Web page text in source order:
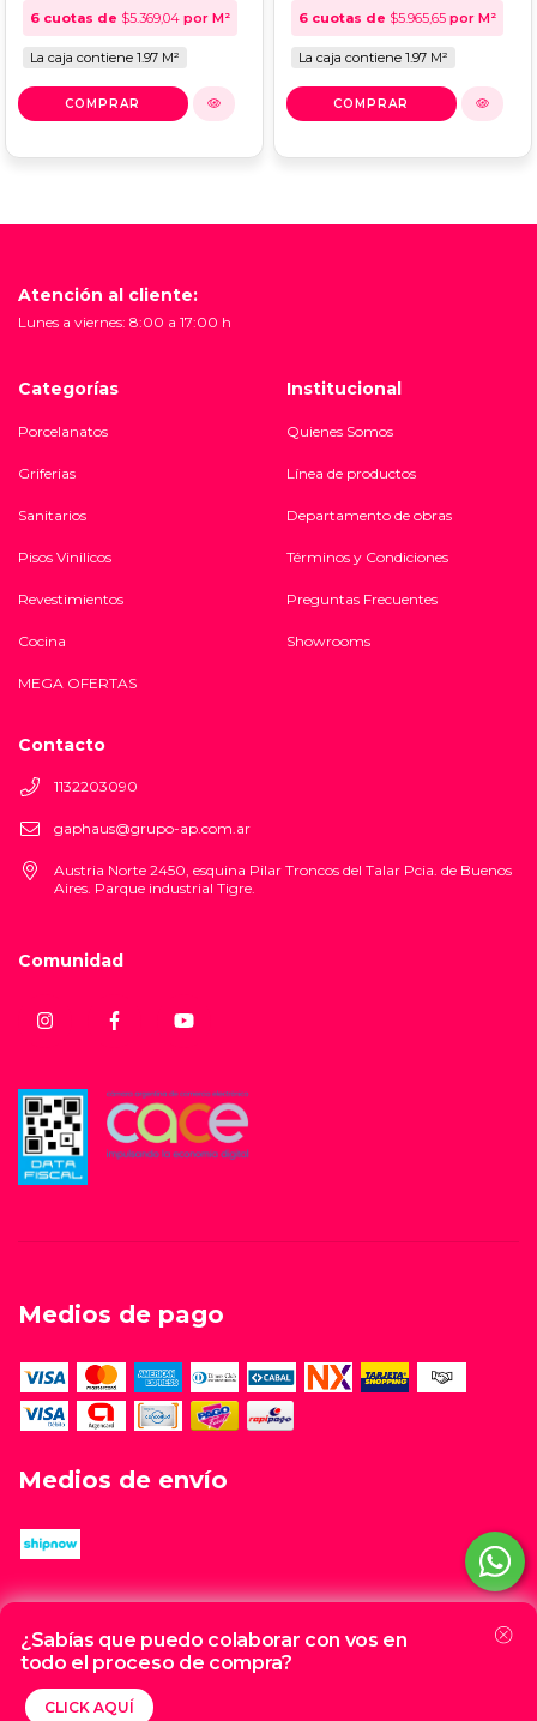
Al navegar por este sitioaceptás el uso de cookies
para
agilizar tu experiencia de compra.
6 cuotas de $5.369,04 por M²
La caja contiene 1.97 M²
6 cuotas de $5.965,65 por M²
La caja contiene 1.97 M²
Atención al cliente:
Lunes a viernes: 8:00 a 17:00 h
Categorías
Porcelanatos
Griferias
Sanitarios
Pisos Vinilicos
Revestimientos
Cocina
MEGA OFERTAS
Institucional
Quienes Somos
Línea de productos
Departamento de obras
Términos y Condiciones
Preguntas Frecuentes
Showrooms
Contacto
1132203090
gaphaus@grupo-ap.com.ar
Austria Norte 2450, esquina Pilar Troncos del Talar Pcia. de Buenos
Aires. Parque industrial Tigre.
Comunidad
Medios de pago
Medios de envío
Copyright GAP HAUS - Tienda online de porcelanatos, sanitarios y
griferías. - 2026. Todos los derechos reservados.
Defensa de las y los consumidores. Para reclamos
¿Sabías que puedo colaborar con vos en
todo el proceso de compra?
CLICK AQUÍ